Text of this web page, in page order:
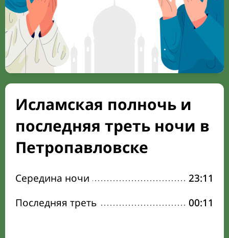
Исламская полночь и
последняя треть ночи в
Петропавловске
Середина ночи
23:11
Последняя треть
00:11